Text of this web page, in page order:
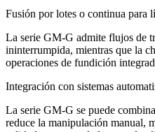
Fusión por lotes o continua para
La serie GM‑G admite flujos de
ininterrumpida, mientras que la
operaciones de fundición
Integración con sistemas
La serie GM‑G se puede
reduce la manipulación manual,